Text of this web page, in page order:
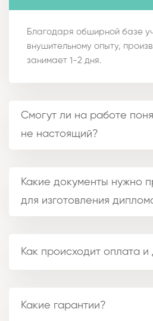
Благодаря обширной базе
внушительному опыту,
занимает 1-2 дня.
Смогут ли на работе
не настоящий?
Какие документы нужно
для изготовления
Как происходит оплата и
Какие гарантии?